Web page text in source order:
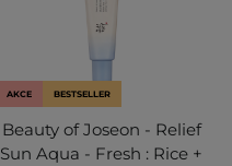
AKCE BESTSELLER
Beauty of Joseon - Relief
Sun Aqua - Fresh : Rice +